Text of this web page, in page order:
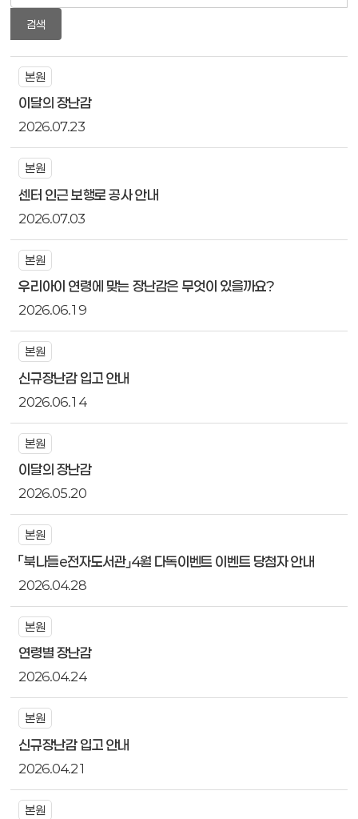
검색
본원
이달의 장난감
2026.07.23
본원
센터 인근 보행로 공사 안내
2026.07.03
본원
우리아이 연령에 맞는 장난감은 무엇이 있을까요?
2026.06.19
본원
신규장난감 입고 안내
2026.06.14
본원
이달의 장난감
2026.05.20
본원
「북나들e전자도서관」4월 다독이벤트 이벤트 당첨자 안내
2026.04.28
본원
연령별 장난감
2026.04.24
본원
신규장난감 입고 안내
2026.04.21
본원